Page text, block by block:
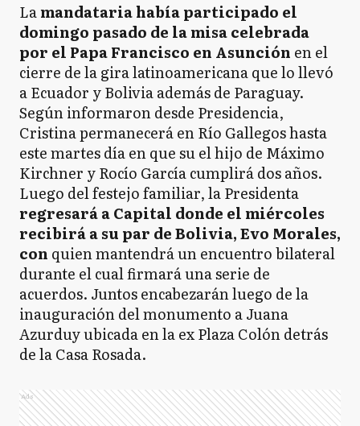
Lamandataria había participado el
domingo pasado de la misa celebrada
por el Papa Francisco en Asunción en el
cierre de la gira latinoamericana que lo llevó
a Ecuador y Bolivia además de Paraguay.
Según informaron desde Presidencia,
Cristina permanecerá en Río Gallegos hasta
este martes día en que su el hijo de Máximo
Kirchner y Rocío García cumplirá dos años.
Luego del festejo familiar, la Presidenta
regresará a Capital donde el miércoles
recibirá a su par de Bolivia, Evo Morales,
con quien mantendrá un encuentro bilateral
durante el cual firmará una serie de
acuerdos. Juntos encabezarán luego de la
inauguración del monumento a Juana
Azurduy ubicada en la ex Plaza Colón detrás
de la Casa Rosada.
Ads